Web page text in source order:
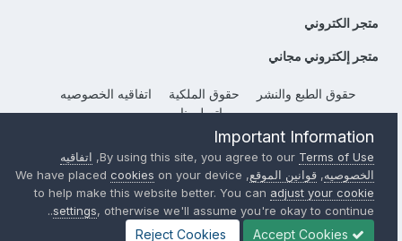
متجر الكتروني
متجر إلكتروني مجاني
حقوق الطبع والنشر حقوق الملكية
اتفاقيه الخصوصيه
إتصل بنا
Powered by Invision CommunityImportant Information
By using this site, you agree to ourTerms of Use
, اتفاقيه
الخصوصيه, قوانين الموقع, We have placed
cookies on your device
to help make this website better. You canadjust your cookie
settings , otherwise we'll assume you're okay to continue..
Accept Cookies